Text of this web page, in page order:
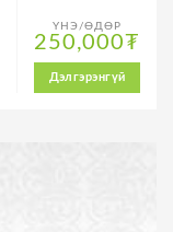
ҮНЭ/ӨДӨР
250,000₮
Дэлгэрэнгүй